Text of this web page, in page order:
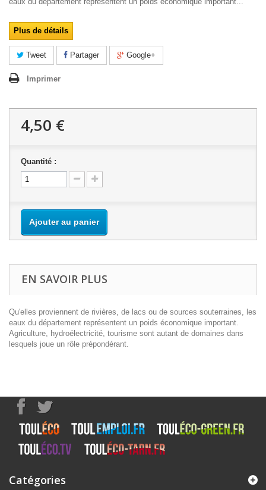
Plus de détails
Tweet Partager Google+
Imprimer
4,50 €
Quantité :
Ajouter au panier
EN SAVOIR PLUS
Qu'elles proviennent de rivières, de lacs ou de sources souterraines, les
eaux du département représentent un poids économique important.
Agriculture, hydroélectricité, tourisme sont autant de domaines dans
lesquels joue un rôle prépondérant.
Catégories